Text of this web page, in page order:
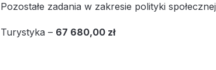
Pozostałe zadania w zakresie polityki
Turystyka – 67 680,00 zł